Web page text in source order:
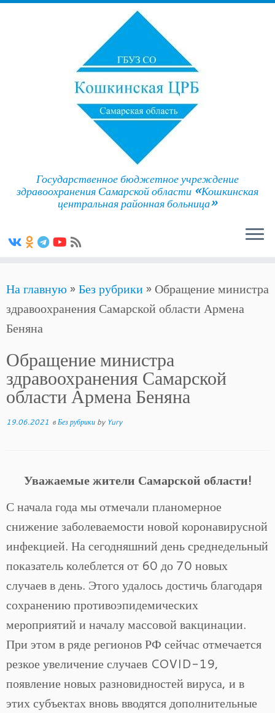
to
content
Государственное бюджетное учреждение
здравоохранения Самарской области «Кошкинская
центральная районная больница»
На главную»Без рубрики»Обращение министра
здравоохранения Самарской области Армена
Беняна
Обращение министра
здравоохранения Самарской
области Армена Беняна
19.06.2021 вБез рубрики by Yury
Уважаемые жители Самарской области!
С начала года мы отмечали планомерное
снижение заболеваемости новой коронавирусной
инфекцией. На сегодняшний день среднедельный
показатель колеблется от 60 до 70 новых
случаев в день. Этого удалось достичь благодаря
сохранению противоэпидемических
мероприятий и началу массовой вакцинации.
При этом в ряде регионов РФ сейчас отмечается
резкое увеличение случаев COVID-19,
появление новых разновидностей вируса, и в
этих субъектах вновь вводятся дополнительные